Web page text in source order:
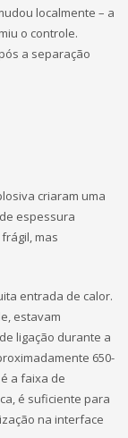
localmente – a
o controle.
a separação
criaram uma
espessura
mas
entrada de calor.
estavam
ligação durante a
650-
a faixa de
é suficiente para
na interface